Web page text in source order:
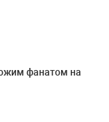
фанатом на